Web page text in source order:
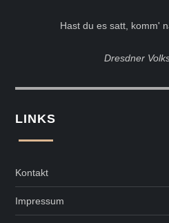
Hast du es satt, komm'
Dresdner
LINKS
Kontakt
Impressum